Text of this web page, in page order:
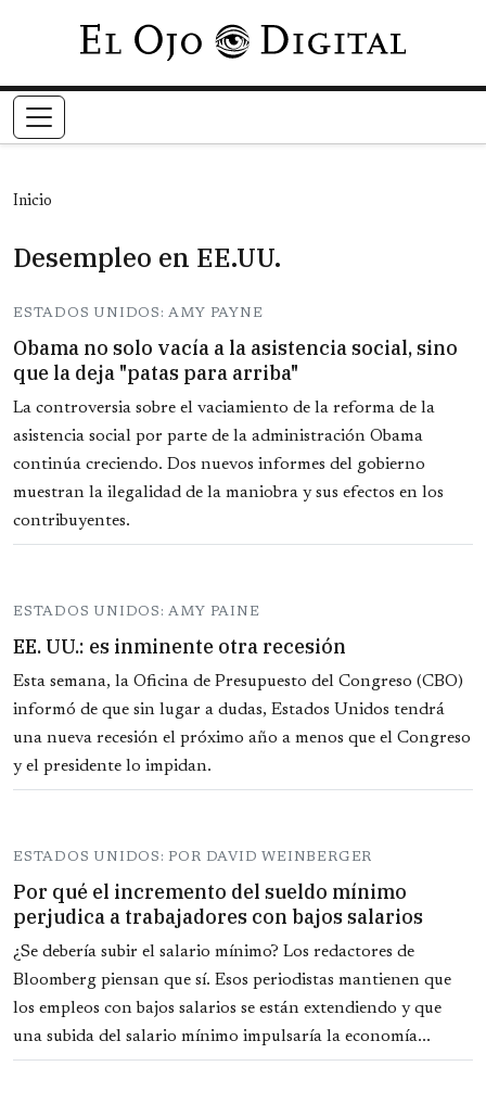
Pasar al contenido principal
Inicio
Desempleo en EE.UU.
ESTADOS UNIDOS: AMY PAYNE
Obama no solo vacía a la asistencia social, sino
que la deja "patas para arriba"
La controversia sobre el vaciamiento de la reforma de la
asistencia social por parte de la administración Obama
continúa creciendo. Dos nuevos informes del gobierno
muestran la ilegalidad de la maniobra y sus efectos en los
contribuyentes.
ESTADOS UNIDOS: AMY PAINE
EE. UU.: es inminente otra recesión
Esta semana, la Oficina de Presupuesto del Congreso (CBO)
informó de que sin lugar a dudas, Estados Unidos tendrá
una nueva recesión el próximo año a menos que el Congreso
y el presidente lo impidan.
ESTADOS UNIDOS: POR DAVID WEINBERGER
Por qué el incremento del sueldo mínimo
perjudica a trabajadores con bajos salarios
¿Se debería subir el salario mínimo? Los redactores de
Bloomberg piensan que sí. Esos periodistas mantienen que
los empleos con bajos salarios se están extendiendo y que
una subida del salario mínimo impulsaría la economía...